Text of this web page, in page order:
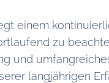
einem
zu
und
langjährigen